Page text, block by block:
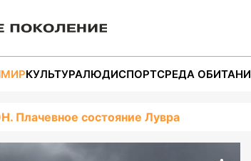
МИРКУЛЬТУРАЛЮДИСПОРТСРЕДА
Плачевное состояние Лувра